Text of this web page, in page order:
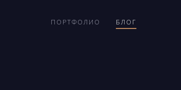
ПОРТФОЛИО БЛОГ